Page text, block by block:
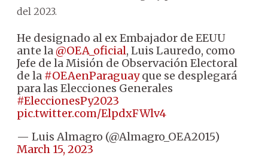
del 2023.
He designado al ex Embajador de EEUU
ante la@OEA_oficial, Luis Lauredo, como
Jefe de la Misión de Observación Electoral
de la #OEAenParaguayque se desplegará
para las Elecciones Generales
#EleccionesPy2023
pic.twitter.com/ElpdxFWlv4
— Luis Almagro (@Almagro_OEA2015)
March 15, 2023